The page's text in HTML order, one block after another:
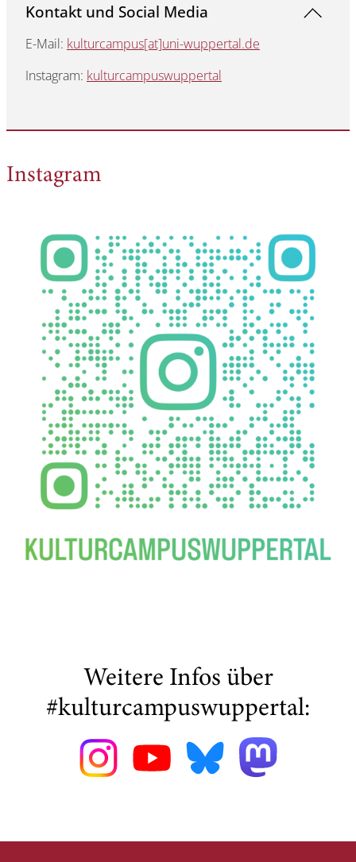
Kontakt und Social Media
E-Mail: kulturcampus[at]uni-wuppertal.de
Instagram: kulturcampuswuppertal
Instagram
Weitere Infos über
#kulturcampuswuppertal: